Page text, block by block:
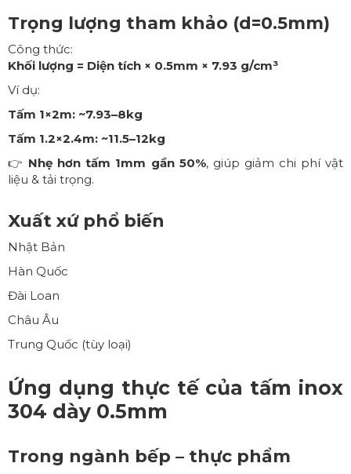
Trọng lượng tham khảo (d=0.5mm)
Công thức:
Khối lượng = Diện tích × 0.5mm × 7.93 g/cm³
Ví dụ:
Tấm 1×2m: ~7.93–8kg
Tấm 1.2×2.4m: ~11.5–12kg
👉 Nhẹ hơn tấm 1mm gần 50%, giúp giảm chi phí vật
liệu & tải trọng.
Xuất xứ phổ biến
Nhật Bản
Hàn Quốc
Đài Loan
Châu Âu
Trung Quốc (tùy loại)
Ứng dụng thực tế của tấm inox
304 dày 0.5mm
Trong ngành bếp – thực phẩm